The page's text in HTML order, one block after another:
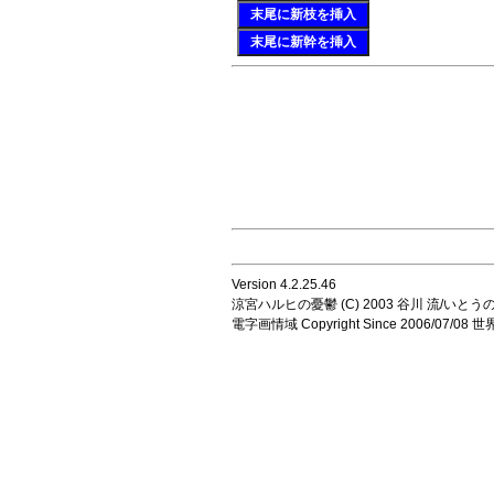
末尾に新枝を挿入
末尾に新幹を挿入
Version 4.2.25.46
涼宮ハルヒの憂鬱 (C) 2003 谷川 流/いとう
電字画情域 Copyright Since 2006/07/08 世